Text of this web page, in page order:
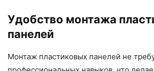
Удобство монтажа
панелей
Монтаж пластиковых панелей не